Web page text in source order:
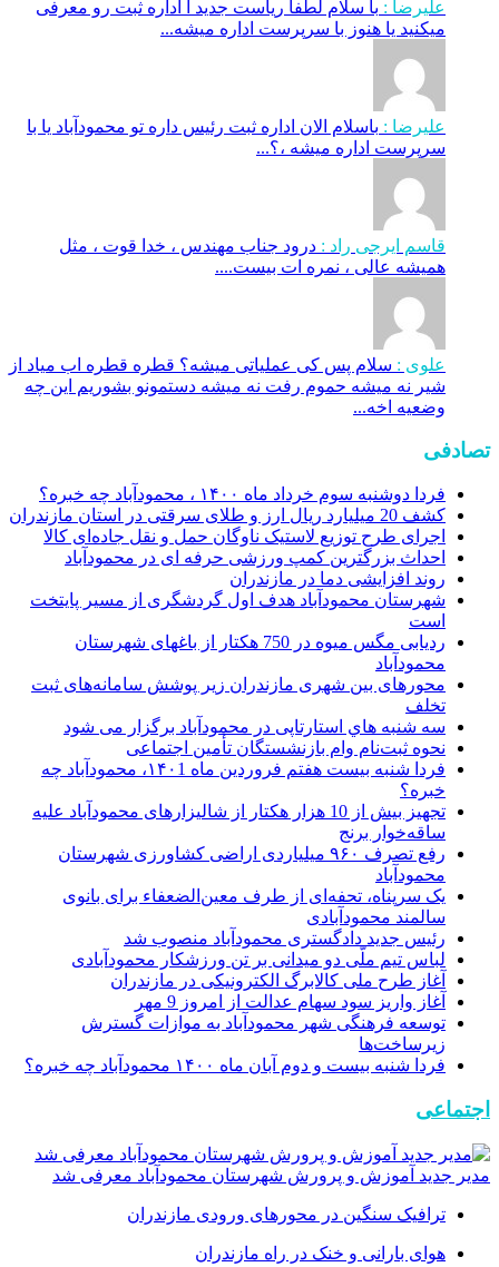
علیرضا : با سلام لطفا ریاست جدید ا اداره ثبت‌ رو معرفی
میکنید یا هنوز با سرپرست اداره‌ میشه...
علیرضا : باسلام الان اداره ثبت رئیس داره تو محمودآباد یا با
سرپرست اداره میشه ،؟...
قاسم ایرجی راد : درود جناب مهندس ، خدا قوت ، مثل
همیشه عالی ، نمره ات بیست....
علوی : سلام پس کی عملیاتی میشه؟ قطره قطره اب میاد از
شیر نه میشه حموم رفت نه میشه دستمونو بشوریم این چه
وضعیه اخه...
تصادفی
فردا دوشنبه سوم خرداد ماه ۱۴۰۰ ، محمودآباد چه خبره؟
کشف 20 میلیارد ریال ارز و طلای سرقتی در استان مازندران
اجرای طرح توزیع لاستیک ناوگان حمل و نقل جاده‌ای کالا
احداث بزرگترین کمپ ورزشی حرفه ‎ای در محمودآباد
روند افزایشی دما در مازندران
شهرستان محمودآباد هدف اول گردشگری از مسیر پایتخت
است
ردیابی مگس میوه در 750 هکتار از باغهای شهرستان
محمودآباد
محورهای بین شهری مازندران زیر پوشش سامانه‌های ثبت
تخلف
سه شنبه هاي استارتاپی در محمودآباد برگزار می شود
نحوه ثبت‌نام وام بازنشستگان تأمین اجتماعی
فردا شنبه بیست هفتم فروردین ماه ۱۴۰1، محمودآباد چه
خبره؟
تجهیز بیش از 10 هزار هکتار از شالیزارهای محمودآباد علیه
ساقه‌خوار برنج
رفع تصرف ۹۶۰ میلیاردی اراضی کشاورزی شهرستان
محمودآباد
یک سرپناه، تحفه‌ای از طرف معین‌الضعفاء برای بانوی
سالمند محمودآبادی
رئیس جدید دادگستری محمودآباد منصوب شد
لباس تیم ملّی دو میدانی بر تن ورزشکار محمودآبادی
آغاز طرح ملی کالابرگ الکترونیکی در مازندران
آغاز واریز سود سهام عدالت از امروز 9 مهر
توسعه فرهنگی شهر محمودآباد به موازات گسترش
زیرساخت‌ها
فردا شنبه بیست و دوم آبان ماه ۱۴۰۰ محمودآباد چه خبره؟
اجتماعی
مدیر جدید آموزش و پرورش شهرستان محمودآباد معرفی شد
ترافیک سنگین در محور‌های ورودی مازندران
هوای بارانی و خنک در راه مازندران